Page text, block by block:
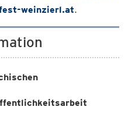
weinzierl.at.